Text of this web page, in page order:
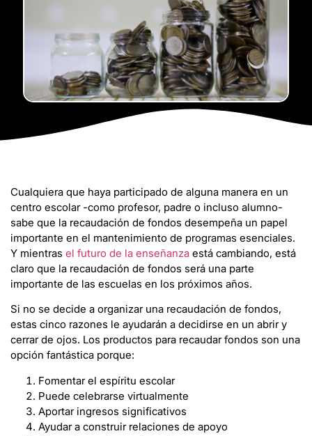
Cualquiera que haya participado de alguna manera en un
centro escolar -como profesor, padre o incluso alumno-
sabe que la recaudación de fondos desempeña un papel
importante en el mantenimiento de programas esenciales.
Y mientras el futuro de la enseñanza está cambiando, está
claro que la recaudación de fondos será una parte
importante de las escuelas en los próximos años.
Si no se decide a organizar una recaudación de fondos,
estas cinco razones le ayudarán a decidirse en un abrir y
cerrar de ojos. Los productos para recaudar fondos son una
opción fantástica porque:
Fomentar el espíritu escolar
Puede celebrarse virtualmente
Aportar ingresos significativos
Ayudar a construir relaciones de apoyo